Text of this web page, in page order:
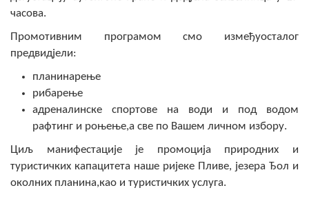
Активности
Јавни позиви
Обавјештења
Заштита од пожара
COVID 19
часова.
Промотивним програмом смо измеђуосталог
предвидјели:
планинарење
рибарење
адреналинске спортове на води и под водом
рафтинг и роњење,а све по Вашем личном избору.
Циљ манифестације је промоција природних и
туристичких капацитета наше ријеке Пливе, језера Ђол и
околних планина,као и туристичких услуга.